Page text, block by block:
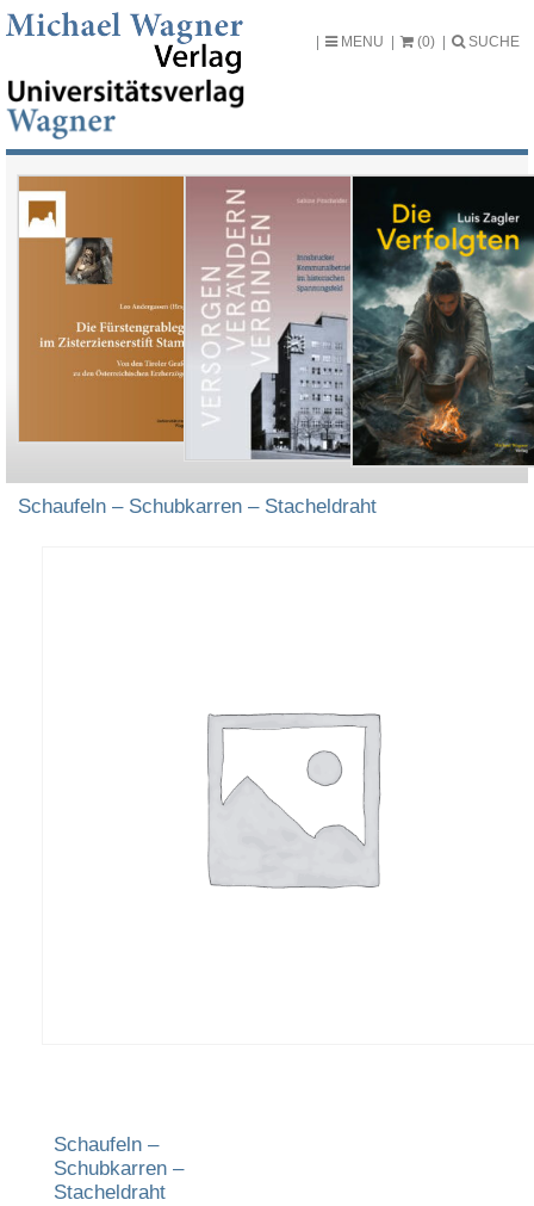
MENU (0) SUCHE
Schaufeln – Schubkarren – Stacheldraht
Schaufeln –
Schubkarren –
Stacheldraht